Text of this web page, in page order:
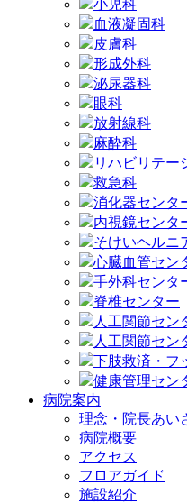
小児科
血液凝固科
皮膚科
形成外科
泌尿器科
眼科
放射線科
麻酔科
リハビリテー
救急科
消化器センタ
内視鏡センタ
そけいヘルニ
心臓血管セン
手外科センタ
脊椎センター
人工関節セン
人工関節セン
下肢救済・フ
健康管理セン
病院案内
理念・院長あい
病院概要
アクセス
フロアガイド
施設紹介